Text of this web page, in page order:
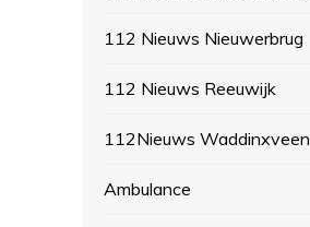
112 Nieuws Nieuwerbrug
112 Nieuws Reeuwijk
112Nieuws Waddinxveen
Ambulance